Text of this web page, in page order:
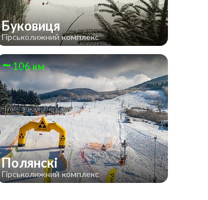
Буковиця
Гірськолижний комплекс
106 км
Полянскі
Гірськолижний комплекс